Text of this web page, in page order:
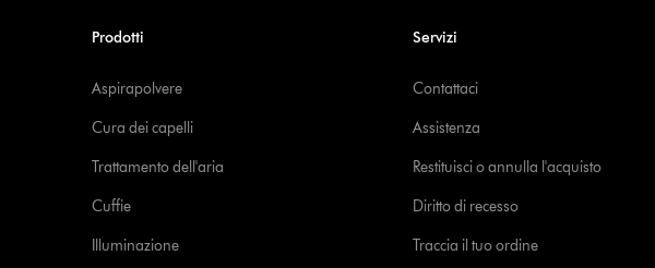
Prodotti
Aspirapolvere
Cura dei capelli
Trattamento dell'aria
Cuffie
Illuminazione
Servizi
Contattaci
Assistenza
Restituisci o annulla l'acquisto
Diritto di recesso
Traccia il tuo ordine